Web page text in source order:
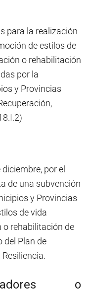
para la realización
de estilos de
o rehabilitación
por la
y Provincias
diciembre, por el
de una subvención
y Provincias
de vida
o rehabilitación de
del Plan de
o